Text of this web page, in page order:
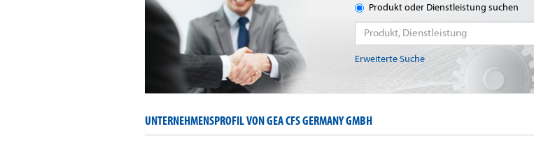
Produkt oder Dienstleistung suchen
Erweiterte Suche
UNTERNEHMENSPROFIL VON GEA CFS GERMANY GMBH